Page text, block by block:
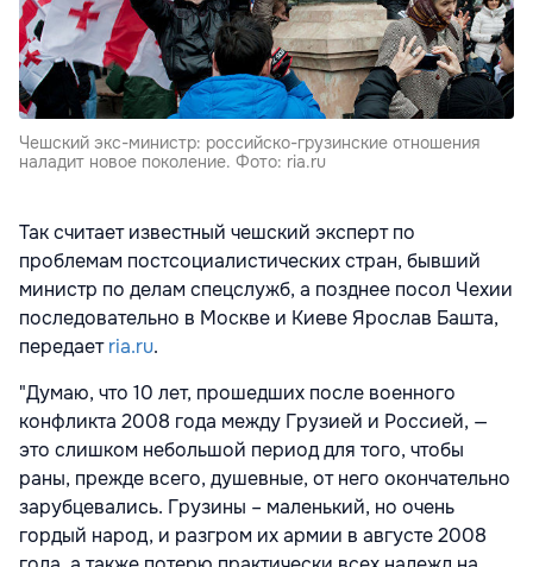
Чешский экс-министр: российско-грузинские отношения
наладит новое поколение. Фото: ria.ru
Так считает известный чешский эксперт по
проблемам постсоциалистических стран, бывший
министр по делам спецслужб, а позднее посол Чехии
последовательно в Москве и Киеве Ярослав Башта,
передаетria.ru.
"Думаю, что 10 лет, прошедших после военного
конфликта 2008 года между Грузией и Россией, —
это слишком небольшой период для того, чтобы
раны, прежде всего, душевные, от него окончательно
зарубцевались. Грузины – маленький, но очень
гордый народ, и разгром их армии в августе 2008